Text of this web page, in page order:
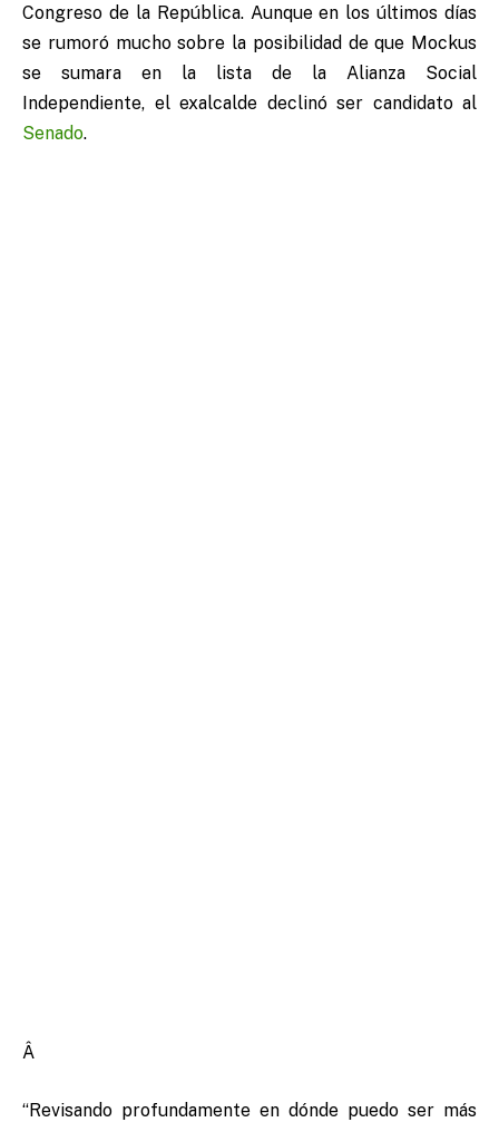
Congreso de la República. Aunque en los últimos días
se rumoró mucho sobre la posibilidad de que Mockus
se sumara en la lista de la Alianza Social
Independiente, el exalcalde declinó ser candidato al
Senado.
Â
“Revisando profundamente en dónde puedo ser más